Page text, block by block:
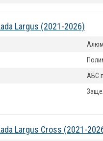
Largus (2021-2026)
АБС
Largus Cross (2021-